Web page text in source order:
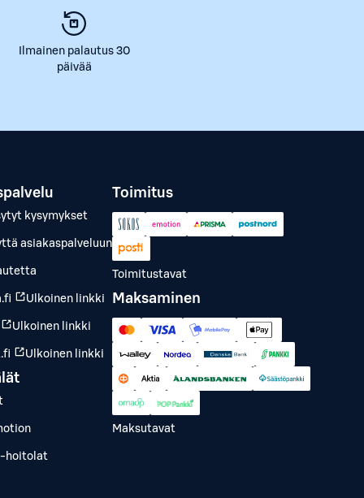
Ilmainen palautus 30
päivää
kysymykset
asiakaspalveluun
Ulkoinen linkki
Ulkoinen linkki
Ulkoinen linkki
-hoitolat
Toimitus
Toimitustavat
Maksaminen
Maksutavat